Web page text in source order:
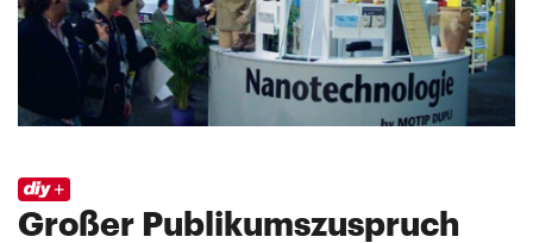
Großer Publikumszuspruch